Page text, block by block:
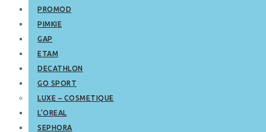
PROMOD
PIMKIE
GAP
ETAM
DECATHLON
GO SPORT
LUXE – COSMETIQUE
L’OREAL
SEPHORA